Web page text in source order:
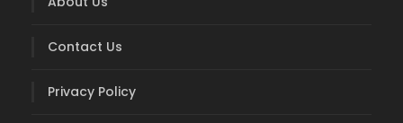
Contact Us
Privacy Policy